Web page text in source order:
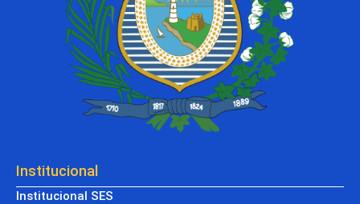
Institucional
Institucional SES